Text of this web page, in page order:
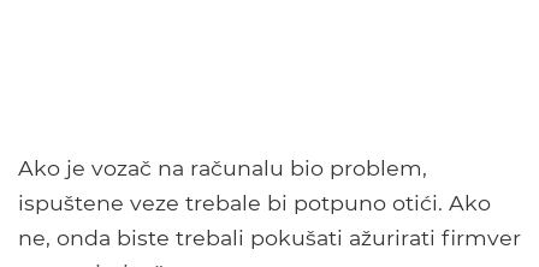
Ako je vozač na računalu bio problem,
ispuštene veze trebale bi potpuno otići. Ako
ne, onda biste trebali pokušati ažurirati firmver